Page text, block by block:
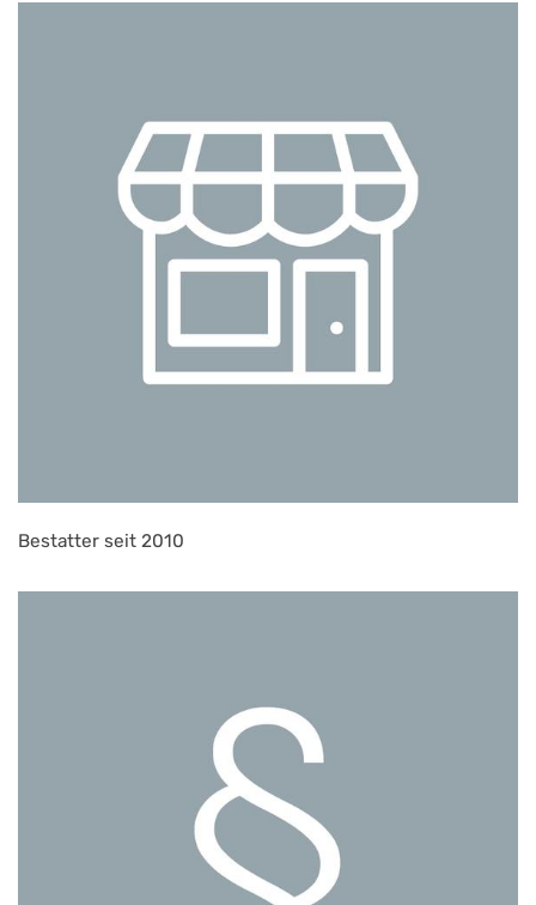
Bestatter seit 2010